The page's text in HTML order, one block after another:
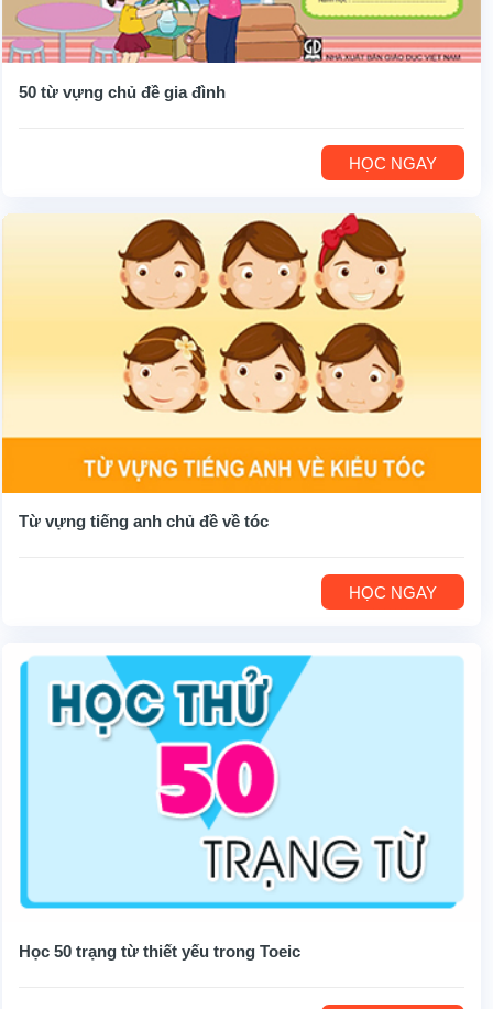
50 từ vựng chủ đề gia đình
HỌC NGAY
Từ vựng tiếng anh chủ đề về tóc
HỌC NGAY
Học 50 trạng từ thiết yếu trong Toeic